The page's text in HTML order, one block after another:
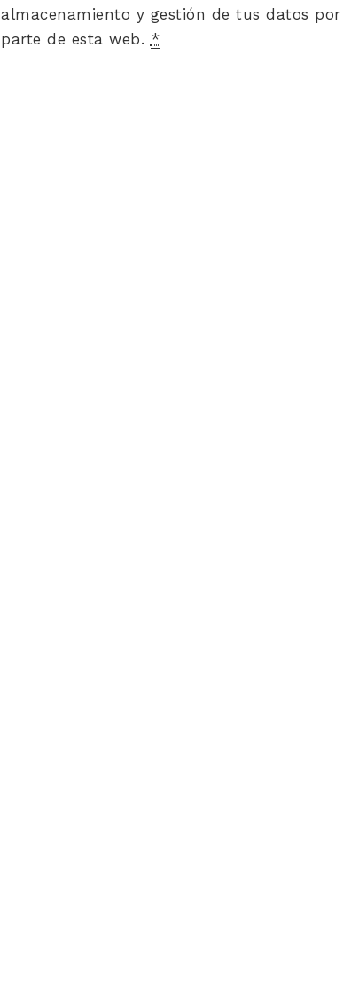
almacenamiento y gestión de tus datos por
parte de esta web. *